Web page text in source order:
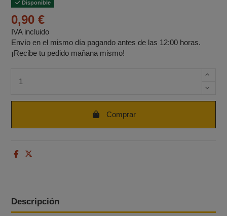
Disponible
0,90 €
IVA incluido
Envío en el mismo día pagando antes de las 12:00 horas.
¡Recibe tu pedido mañana mismo!
Comprar
Descripción